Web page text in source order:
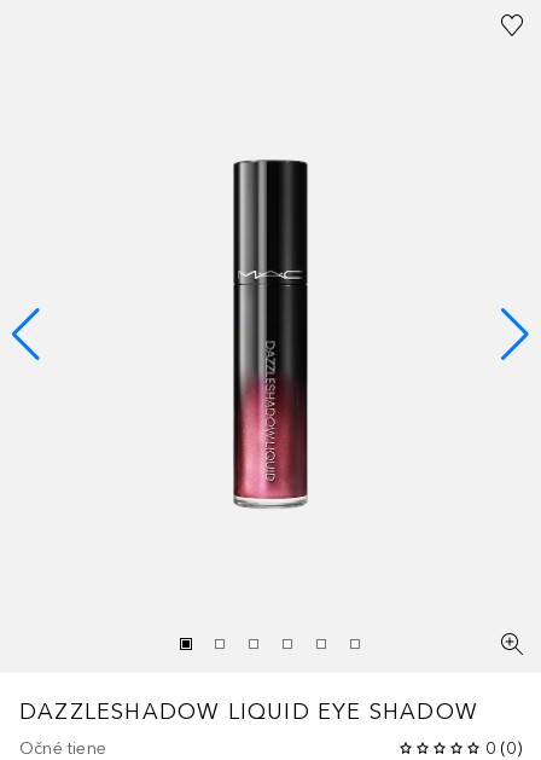
DAZZLESHADOW LIQUID EYE SHADOW
Očné tiene 0 (0)